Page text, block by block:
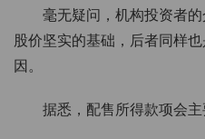
毫无疑问，机构投资者
股价坚实的基础，后者同样
因。
据悉，配售所得款项会主